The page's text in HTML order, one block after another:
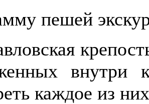
пешей
внутри
каждое из